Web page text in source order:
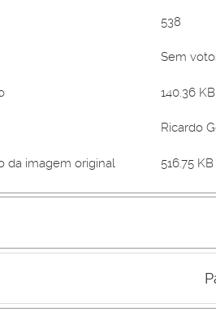
538
Sem
140.36
Ricardo
da imagem original 516.75